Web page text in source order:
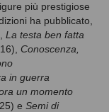
più prestigiose
ha pubblicato,
La testa ben fatta
Conoscenza,
in guerra
un momento
e Semi di